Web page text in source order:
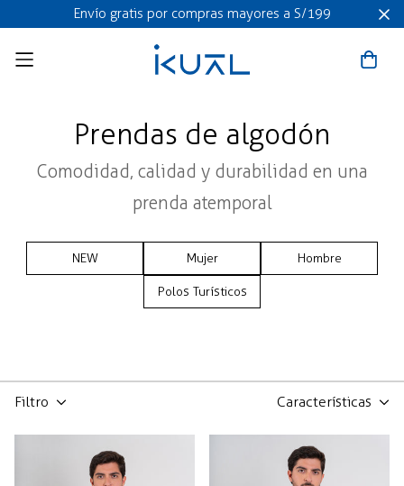
Envío gratis por compras mayores a S/199
Prendas de algodón
Comodidad, calidad y durabilidad en una
prenda atemporal
NEW Mujer Hombre
Polos Turísticos
Filtro Características